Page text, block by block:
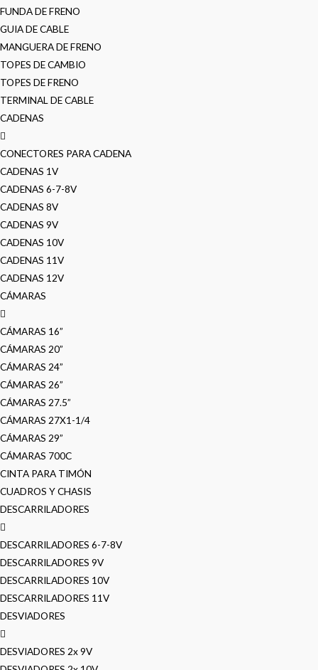
FUNDA DE FRENO
GUIA DE CABLE
MANGUERA DE FRENO
TOPES DE CAMBIO
TOPES DE FRENO
TERMINAL DE CABLE
CADENAS
CONECTORES PARA CADENA
CADENAS 1V
CADENAS 6-7-8V
CADENAS 8V
CADENAS 9V
CADENAS 10V
CADENAS 11V
CADENAS 12V
CÁMARAS
CÁMARAS 16”
CÁMARAS 20”
CÁMARAS 24”
CÁMARAS 26”
CÁMARAS 27.5”
CÁMARAS 27X1-1/4
CÁMARAS 29”
CÁMARAS 700C
CINTA PARA TIMÓN
CUADROS Y CHASIS
DESCARRILADORES
DESCARRILADORES 6-7-8V
DESCARRILADORES 9V
DESCARRILADORES 10V
DESCARRILADORES 11V
DESVIADORES
DESVIADORES 2x 9V